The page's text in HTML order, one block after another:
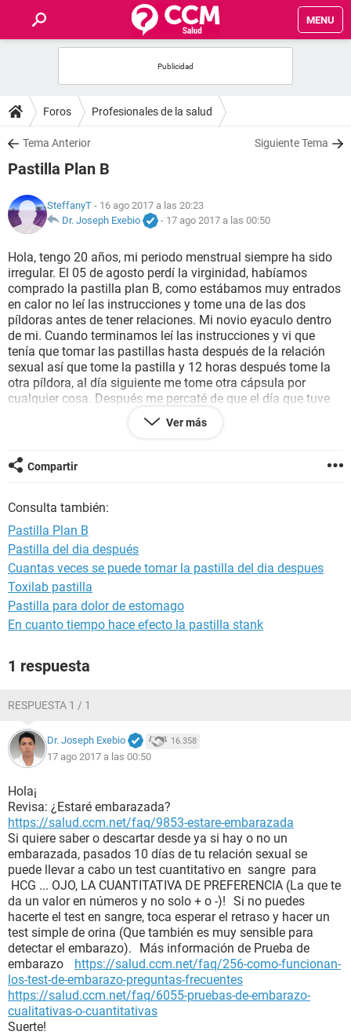
MENU
FOROS
SALUD
NUTRICIÓN
BIENESTAR
SEXUALIDAD
GLOSARIO
Foros Profesionales de la salud
Tema Anterior Siguiente Tema
Pastilla Plan B
SteffanyT - 16 ago 2017 a las 20:23
Dr. Joseph Exebio
- 17 ago 2017 a las 00:50
Hola, tengo 20 años, mi periodo menstrual siempre ha sido
irregular. El 05 de agosto perdí la virginidad, habíamos
comprado la pastilla plan B, como estábamos muy entrados
en calor no leí las instrucciones y tome una de las dos
píldoras antes de tener relaciones. Mi novio eyaculo dentro
de mi. Cuando terminamos leí las instrucciones y vi que
tenía que tomar las pastillas hasta después de la relación
sexual así que tome la pastilla y 12 horas después tome la
otra píldora, al día siguiente me tome otra cápsula por
cualquier cosa. Después me percaté de que el día que tuve
relaciones era "mi día de ovulación". Mi periodo tiene que
llegar el 19 de agosto, hoy es 16 y estoy teniendo dolor de
tengo ningún otro síntoma. ¿Podría estar embarazada? ¿O el
dolor de vientre será algún síntoma de haber tomado la
Ver más
Compartir
Consulta también:
Pastilla Plan B
Pastilla del dia después
Cuantas veces se puede tomar la pastilla del dia despues
Toxilab pastilla
Pastilla para dolor de estomago
En cuanto tiempo hace efecto la pastilla stank
1 respuesta
RESPUESTA 1 / 1
Dr. Joseph Exebio 16.358
17 ago 2017 a las 00:50
Hola¡
Revisa: ¿Estaré embarazada?
https://salud.ccm.net/faq/9853-estare-embarazada
Si quiere saber o descartar desde ya si hay o no un
embarazada, pasados 10 días de tu relación sexual se
puede llevar a cabo un test cuantitativo en sangre para
HCG ... OJO, LA CUANTITATIVA DE PREFERENCIA (La que te
da un valor en números y no solo + o -)! Si no puedes
hacerte el test en sangre, toca esperar el retraso y hacer un
test simple de orina (Que también es muy sensible para
detectar el embarazo). Más información de Prueba de
embarazo https://salud.ccm.net/faq/256-como-funcionan-
los-test-de-embarazo-preguntas-frecuentes
https://salud.ccm.net/faq/6055-pruebas-de-embarazo-
cualitativas-o-cuantitativas
Suerte!